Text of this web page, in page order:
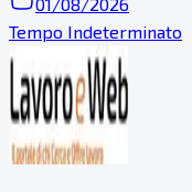
Tempo Indeterminato